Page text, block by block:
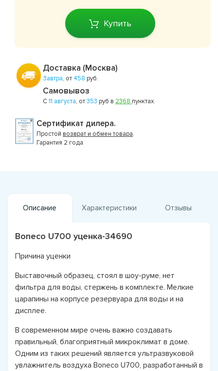
Купить
Доставка (Москва)
Завтра, от 458 руб.
Самовывоз
С11 августа, от353 руб в 2368 пунктах.
Сертификат дилера.
Простой возврат и обмен товара.
Гарантия 2 года
Описание Характеристики Отзывы
Boneco U700 уценка-34690
Причина уценки
Выставочный образец, стоял в шоу-руме, нет
фильтра для воды, стержень в комплекте. Мелкие
царапины на корпусе резервуара для воды и на
дисплее.
В современном мире очень важно создавать
правильный, благоприятный микроклимат в доме.
Одним из таких решений является ультразвуковой
увлажнитель воздуха Boneco U700, разработанный в